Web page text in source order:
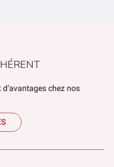
chez nos